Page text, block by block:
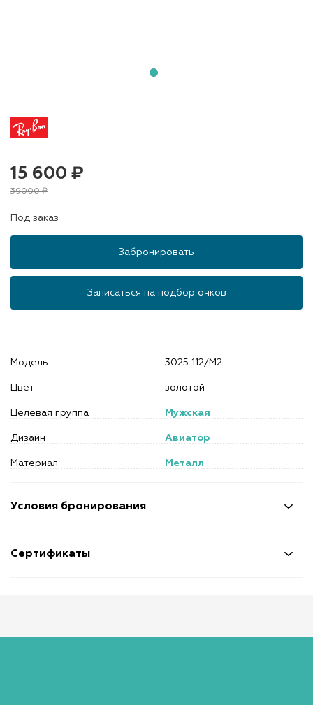
Условия бронирования
Сертификаты
15 600 ₽
39000 ₽
Под заказ
Забронировать
Записаться на подбор очков
Модель 3025 112/M2
Цвет золотой
Целевая группа Мужская
Дизайн Авиатор
Материал Металл